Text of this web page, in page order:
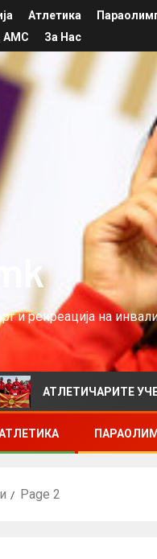
Атлетика
АМС
За Нас
и рекреација на
Page 2